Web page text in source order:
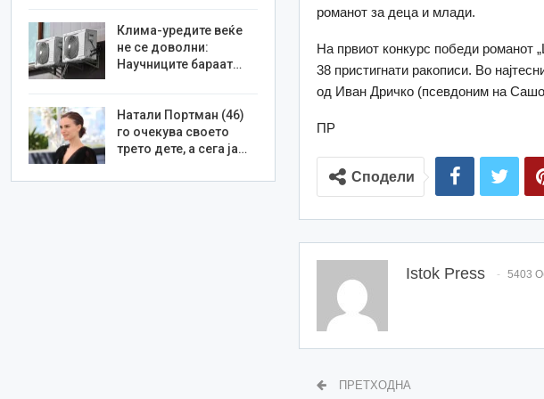
романот за деца и млади.
На првиот конкурс победи романот
38 пристигнати ракописи. Во
од Иван Дричко (псевдоним на
ПР
Сподели
Istok Press 5403
ПРЕТХОДНА
Клима-уредите веќе
не се доволни:
Научниците бараат…
Натали Портман (46)
го очекува своето
трето дете, а сега ја…